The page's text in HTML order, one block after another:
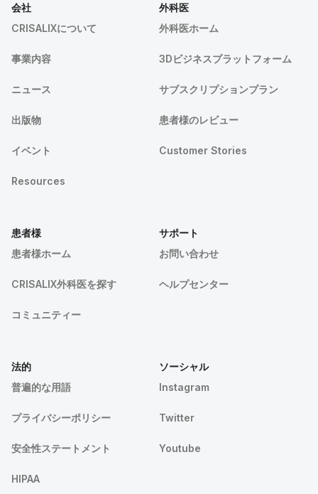
会社
CRISALIXについて
事業内容
ニュース
出版物
イベント
Resources
外科医
外科医ホーム
3Dビジネスプラットフォーム
サブスクリプションプラン
患者様のレビュー
Customer Stories
患者様
患者様ホーム
CRISALIX外科医を探す
コミュニティー
サポート
お問い合わせ
ヘルプセンター
法的
普遍的な用語
プライバシーポリシー
安全性ステートメント
HIPAA
ソーシャル
Instagram
Twitter
Youtube